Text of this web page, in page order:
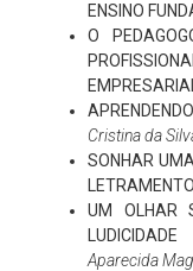
ENSINO
O
EMPRESARIAL
Cristina da
SONHAR
LETRAMENTO
UM OLHAR
Aparecida